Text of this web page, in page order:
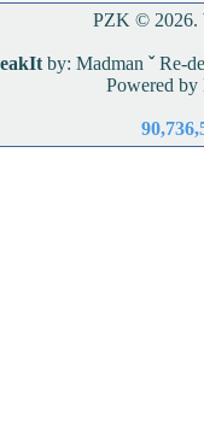
PZK © 2026.
by: Madman ˇRe-
Powered